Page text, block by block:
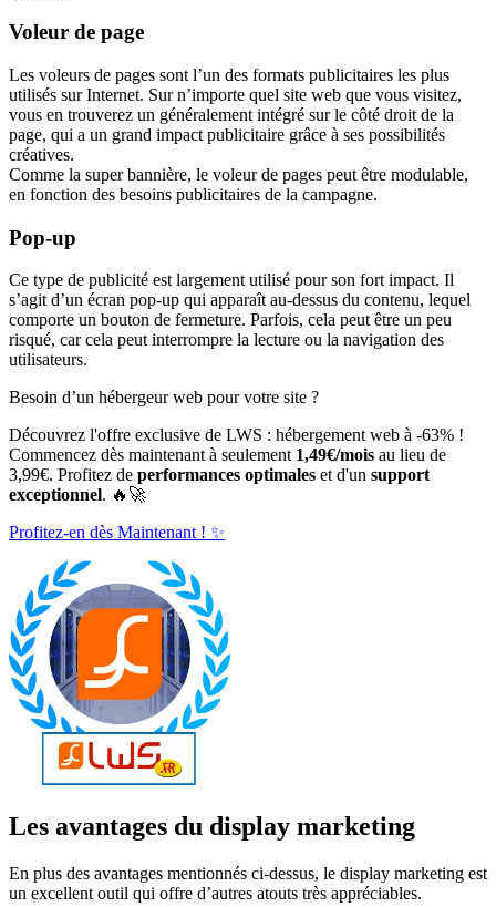
Voleur de page
Les voleurs de pages sont l’un des formats publicitaires les plus
utilisés sur Internet. Sur n’importe quel site web que vous visitez,
vous en trouverez un généralement intégré sur le côté droit de la
page, qui a un grand impact publicitaire grâce à ses possibilités
créatives.
Comme la super bannière, le voleur de pages peut être modulable,
en fonction des besoins publicitaires de la campagne.
Pop-up
Ce type de publicité est largement utilisé pour son fort impact. Il
s’agit d’un écran pop-up qui apparaît au-dessus du contenu, lequel
comporte un bouton de fermeture. Parfois, cela peut être un peu
risqué, car cela peut interrompre la lecture ou la navigation des
utilisateurs.
Besoin d’un hébergeur web pour votre site ?
Découvrez l'offre exclusive de LWS : hébergement web à -63% !
Commencez dès maintenant à seulement 1,49€/mois au lieu de
3,99€. Profitez de performances optimales et d'un support
exceptionnel. 🔥🚀
Profitez-en dès Maintenant ! ✨
Les avantages du display marketing
En plus des avantages mentionnés ci-dessus, le display marketing est
un excellent outil qui offre d’autres atouts très appréciables.